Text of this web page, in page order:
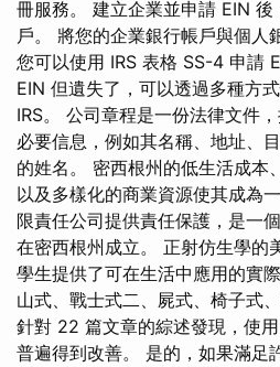
冊服務。 建立企業並申請 EIN
戶。 將您的企業銀行帳戶與個人
您可以使用 IRS 表格 SS-4 申請
EIN 但遺失了，可以透過多種方
IRS。 公司章程是一份法律文件
必要信息，例如其名稱、地址、
的姓名。 密西根州的低生活成本
以及多樣化的商業資源使其成為
限責任公司提供責任保護，是一
在密西根州成立。 正射仿生學的
學生提供了可在生活中應用的實
山式、戰士式二、屍式、椅子式
針對 22 篇文章的綜述發現，使
普遍得到改善。 是的，如果滿足